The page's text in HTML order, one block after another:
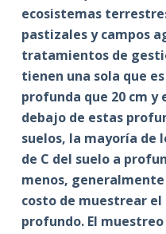
ecosistemas
pastizales y campos
tratamientos de
tienen una sola que
profunda que 20 cm y
debajo de estas
suelos, la mayoría de
de C del suelo a
menos,
costo de muestrear
profundo. El